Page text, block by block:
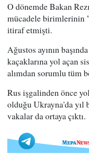
O dönemde Bakan
mücadele birimlerinin
itiraf etmişti.
Ağustos ayının
kaçaklarına yol açan
alımdan sorumlu tüm
Rus işgalinden önce
olduğu Ukrayna'da yıl
vakalar da ortaya çıktı.